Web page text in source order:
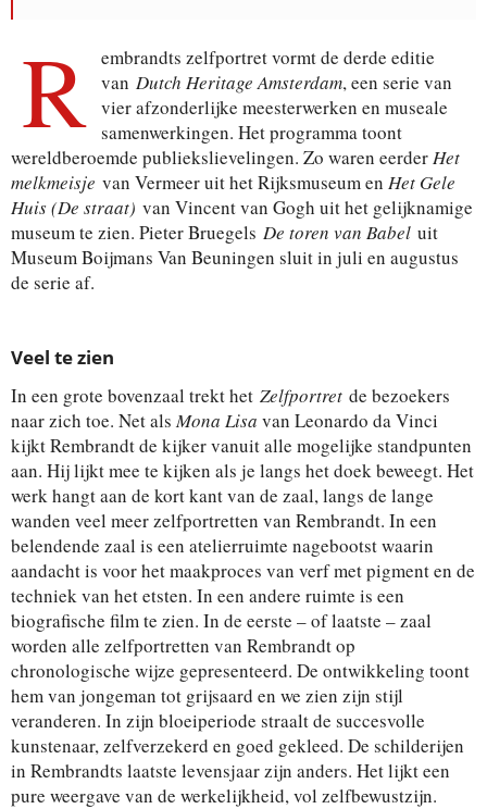
R embrandts zelfportret vormt de derde editie
van Dutch Heritage Amsterdam, een serie van
vier afzonderlijke meesterwerken en museale
samenwerkingen. Het programma toont
wereldberoemde publiekslievelingen. Zo waren eerderHet
melkmeisje van Vermeer uit het Rijksmuseum en Het Gele
Huis (De straat) van Vincent van Gogh uit het gelijknamige
museum te zien. Pieter Bruegels De toren van Babel uit
Museum Boijmans Van Beuningen sluit in juli en augustus
de serie af.
Veel te zien
In een grote bovenzaal trekt het Zelfportret de bezoekers
naar zich toe. Net alsMona Lisa van Leonardo da Vinci
kijkt Rembrandt de kijker vanuit alle mogelijke standpunten
aan. Hij lijkt mee te kijken als je langs het doek beweegt. Het
werk hangt aan de kort kant van de zaal, langs de lange
wanden veel meer zelfportretten van Rembrandt. In een
belendende zaal is een atelierruimte nagebootst waarin
aandacht is voor het maakproces van verf met pigment en de
techniek van het etsten. In een andere ruimte is een
biografische film te zien. In de eerste – of laatste – zaal
worden alle zelfportretten van Rembrandt op
chronologische wijze gepresenteerd. De ontwikkeling toont
hem van jongeman tot grijsaard en we zien zijn stijl
veranderen. In zijn bloeiperiode straalt de succesvolle
kunstenaar, zelfverzekerd en goed gekleed. De schilderijen
in Rembrandts laatste levensjaar zijn anders. Het lijkt een
pure weergave van de werkelijkheid, vol zelfbewustzijn.